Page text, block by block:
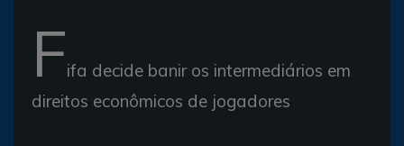
Fifa decide banir os intermediários em
direitos econômicos de jogadores